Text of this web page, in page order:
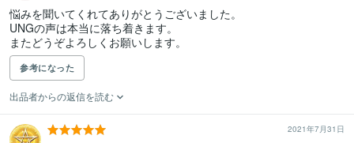
悩みを聞いてくれてありがとうございました。
UNGの声は本当に落ち着きます。
またどうぞよろしくお願いします。
参考になった
出品者からの返信を読む
2021年7月31日